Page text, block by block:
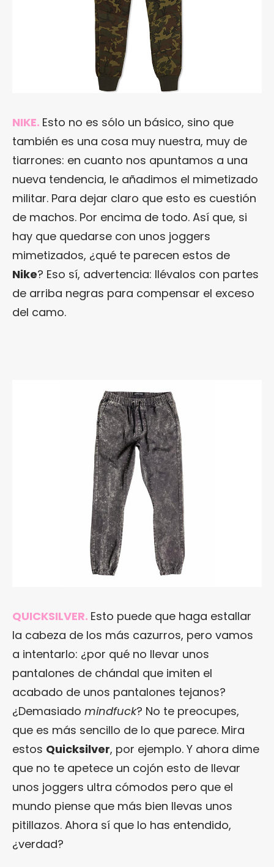
NIKE. Esto no es sólo un básico, sino que
también es una cosa muy nuestra, muy de
tiarrones: en cuanto nos apuntamos a una
nueva tendencia, le añadimos el mimetizado
militar. Para dejar claro que esto es cuestión
de machos. Por encima de todo. Así que, si
hay que quedarse con unos joggers
mimetizados, ¿qué te parecen estos de
Nike? Eso sí, advertencia: llévalos con partes
de arriba negras para compensar el exceso
del camo.
QUICKSILVER. Esto puede que haga estallar
la cabeza de los más cazurros, pero vamos
a intentarlo: ¿por qué no llevar unos
pantalones de chándal que imiten el
acabado de unos pantalones tejanos?
¿Demasiado mindfuck? No te preocupes,
que es más sencillo de lo que parece. Mira
estos Quicksilver, por ejemplo. Y ahora dime
que no te apetece un cojón esto de llevar
unos joggers ultra cómodos pero que el
mundo piense que más bien llevas unos
pitillazos. Ahora sí que lo has entendido,
¿verdad?